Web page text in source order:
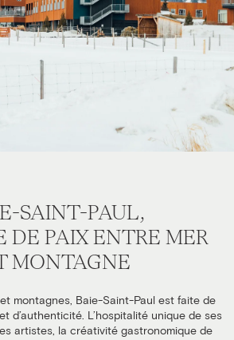
SAINT-PAUL,
DE PAIX ENTRE MER
MONTAGNE
montagnes, Baie-Saint-Paul est faite de
d’authenticité. L’hospitalité unique de ses
artistes, la créativité gastronomique de